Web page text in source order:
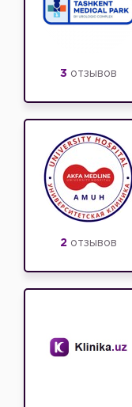
3 отзывов
2 отзывов